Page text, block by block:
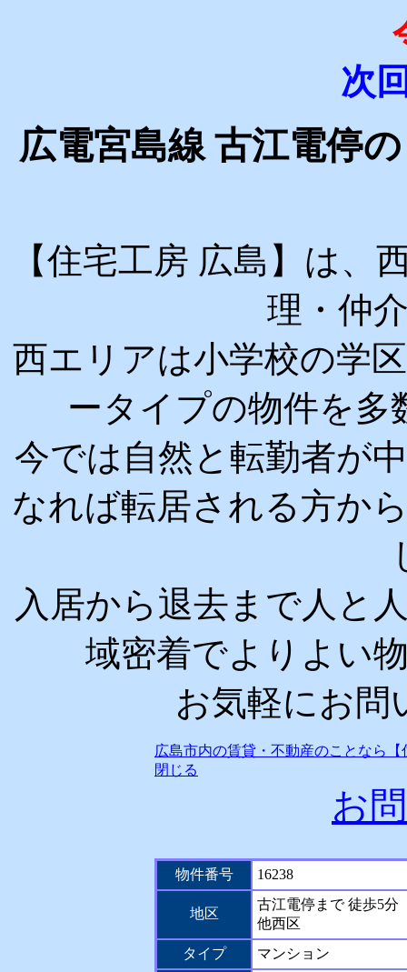
次
広電宮島線 古江電停
【住宅工房 広島】は、
理・仲
西エリアは小学校の学
ータイプの物件を
今では自然と転勤者が
なれば転居される方か
入居から退去まで人と
域密着でよりよい
お気軽にお問
広島市内の賃貸・不動産のことなら
閉じる
お
物件番号 16238
地区
古江電停まで 徒歩5分
他西区
タイプ
マンション